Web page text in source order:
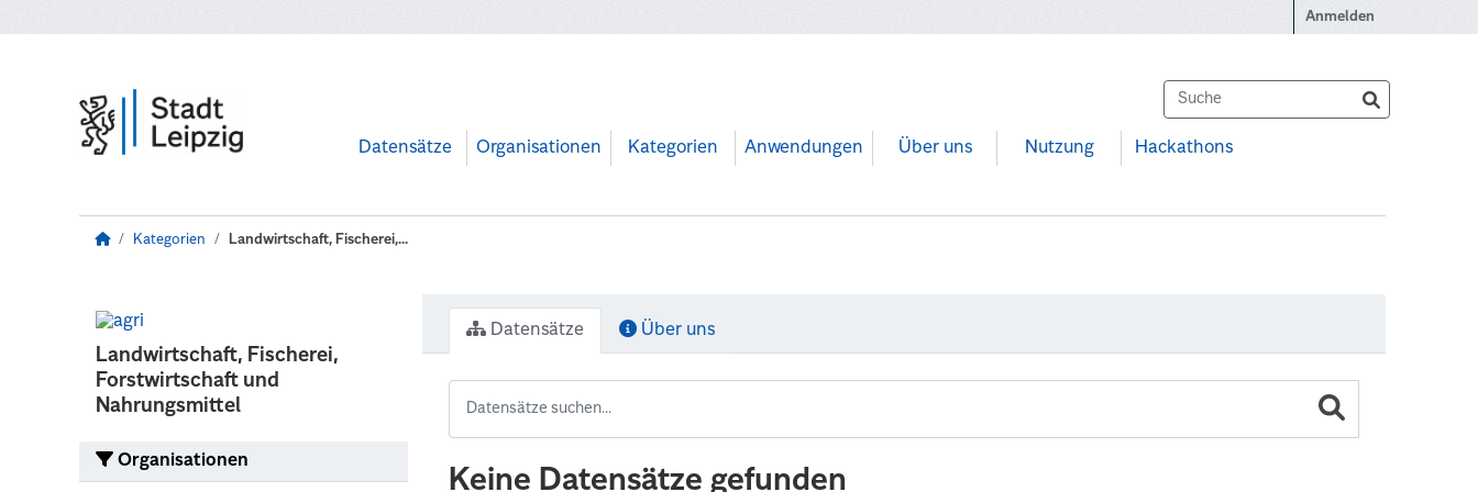
Anmelden
Datensätze Organisationen Kategorien Anwendungen Über uns Nutzung Hackathons
Kategorien Landwirtschaft, Fischerei,...
Landwirtschaft, Fischerei,
Forstwirtschaft und
Nahrungsmittel
Organisationen
Datensätze Über uns
Keine Datensätze gefunden